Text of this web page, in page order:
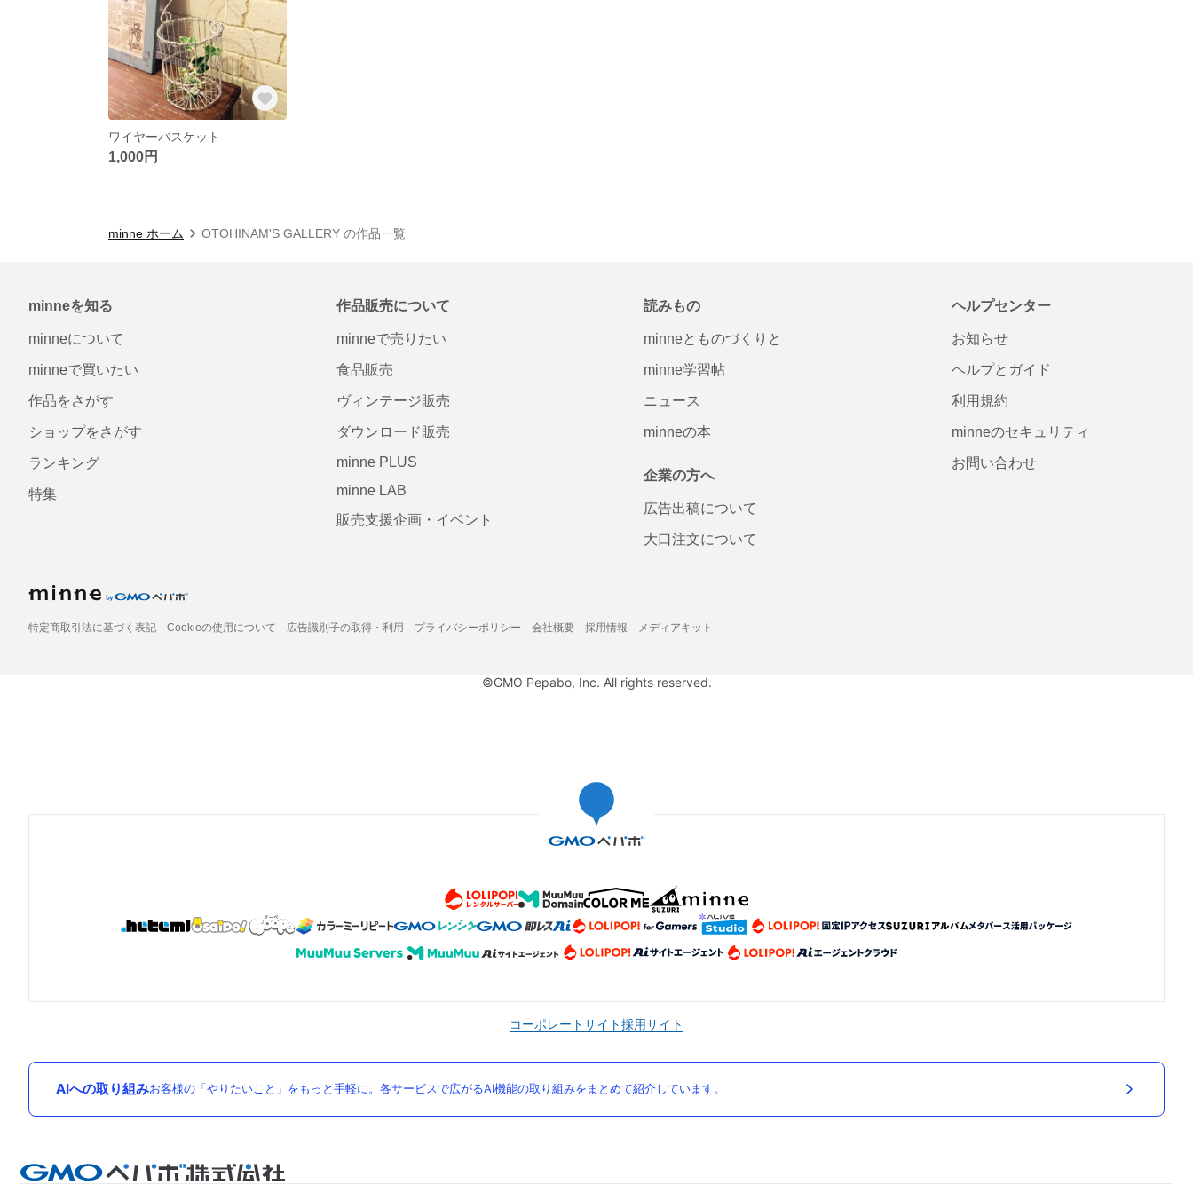
ワイヤーバスケット
1,000円
minne ホーム OTOHINAM'S GALLERY の作品一覧
minneを知る
minneについて
minneで買いたい
作品をさがす
ショップをさがす
ランキング
特集
作品販売について
minneで売りたい
食品販売
ヴィンテージ販売
ダウンロード販売
minne PLUS
minne LAB
販売支援企画・イベント
読みもの
minneとものづくりと
minne学習帖
ニュース
minneの本
企業の方へ
広告出稿について
大口注文について
ヘルプセンター
お知らせ
ヘルプとガイド
利用規約
minneのセキュリティ
お問い合わせ
特定商取引法に基づく表記 Cookieの使用について 広告識別子の取得・利用 プライバシーポリシー 会社概要 採用情報 メディアキット
©GMO Pepabo, Inc. All rights reserved.
コーポレートサイト採用サイト
AIへの取り組みお客様の「やりたいこと」をもっと手軽に。各サービスで広がるAI機能の取り組みをまとめて紹介しています。